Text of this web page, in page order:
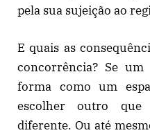
pela sua sujeição ao
E quais as
concorrência? Se
forma como um
escolher outro
diferente. Ou até